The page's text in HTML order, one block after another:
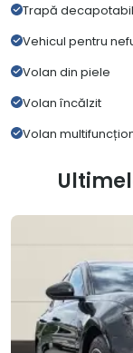
Trapă
Vehicul pentru
Volan din piele
Volan încălzit
Volan